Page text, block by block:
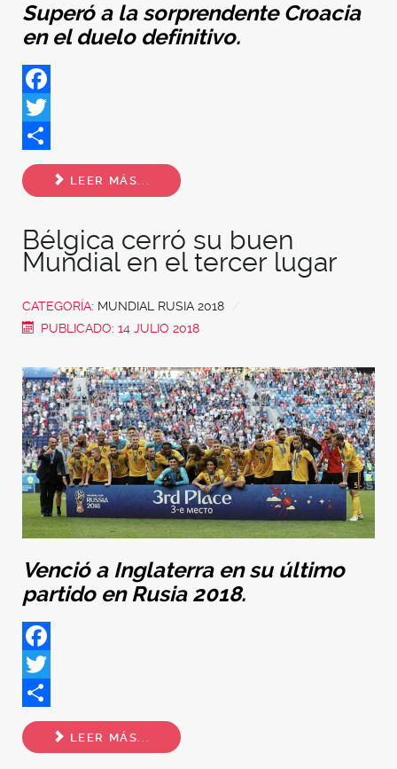
Superó a la sorprendente Croacia
en el duelo definitivo.
Facebook
Twitter
Share
LEER MÁS...
Bélgica cerró su buen
Mundial en el tercer lugar
CATEGORÍA: MUNDIAL RUSIA 2018
PUBLICADO: 14 JULIO 2018
Venció a Inglaterra en su último
partido en Rusia 2018.
Facebook
Twitter
Share
LEER MÁS...